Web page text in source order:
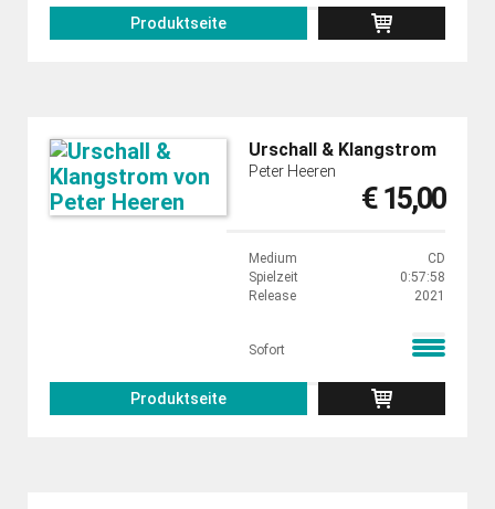
Produktseite
Urschall & Klangstrom
Peter Heeren
€ 15,00
Medium
CD
Spielzeit
0:57:58
Release
2021
Sofort
Produktseite